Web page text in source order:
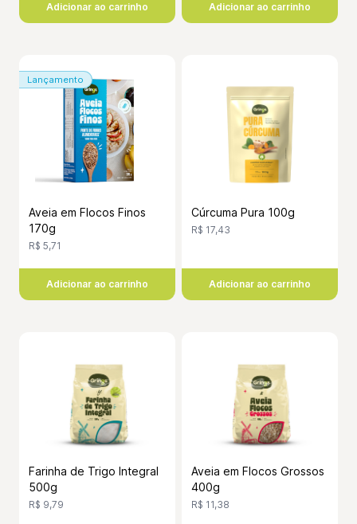
Adicionar ao carrinho Adicionar ao carrinho
Lançamento
Aveia em Flocos Finos
170g
R$ 5,71
Adicionar ao carrinho
Cúrcuma Pura 100g
R$ 17,43
Adicionar ao carrinho
Farinha de Trigo Integral
500g
R$ 9,79
Aveia em Flocos Grossos
400g
R$ 11,38